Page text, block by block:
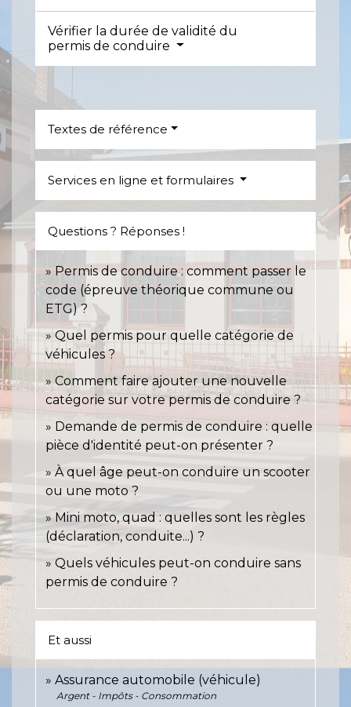
Vérifier la durée de validité du
permis de conduire
Textes de référence
Services en ligne et formulaires
Questions ? Réponses !
Permis de conduire : comment passer le
code (épreuve théorique commune ou
ETG) ?
Quel permis pour quelle catégorie de
véhicules ?
Comment faire ajouter une nouvelle
catégorie sur votre permis de conduire ?
Demande de permis de conduire : quelle
pièce d'identité peut-on présenter ?
À quel âge peut-on conduire un scooter
ou une moto ?
Mini moto, quad : quelles sont les règles
(déclaration, conduite...) ?
Quels véhicules peut-on conduire sans
permis de conduire ?
Et aussi
Assurance automobile (véhicule)
Argent - Impôts - Consommation